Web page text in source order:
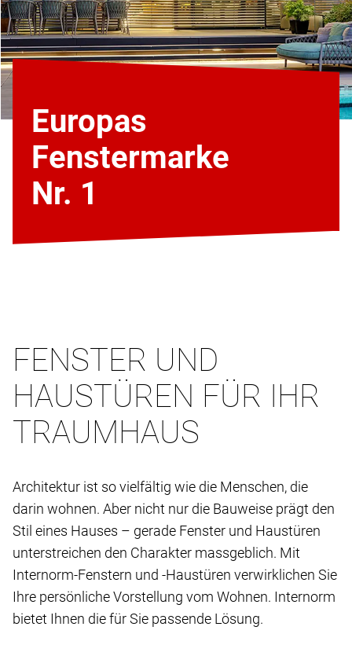
Europas
Fenstermarke
Nr. 1
FENSTER UND
HAUSTÜREN FÜR IHR
TRAUMHAUS
Architektur ist so vielfältig wie die Menschen, die
darin wohnen. Aber nicht nur die Bauweise prägt den
Stil eines Hauses – gerade Fenster und Haustüren
unterstreichen den Charakter massgeblich. Mit
Internorm-Fenstern und -Haustüren verwirklichen Sie
Ihre persönliche Vorstellung vom Wohnen. Internorm
bietet Ihnen die für Sie passende Lösung.